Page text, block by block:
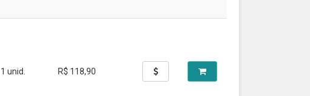
1 unid. R$ 118,90